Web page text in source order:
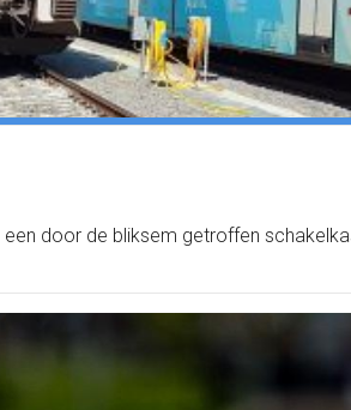
een door de bliksem getroffen